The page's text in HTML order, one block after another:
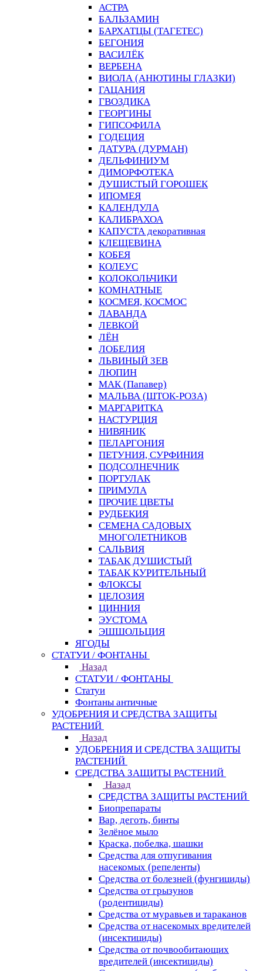
АСТРА
БАЛЬЗАМИН
БАРХАТЦЫ (ТАГЕТЕС)
БЕГОНИЯ
ВАСИЛЁК
ВЕРБЕНА
ВИОЛА (АНЮТИНЫ ГЛАЗКИ)
ГАЦАНИЯ
ГВОЗДИКА
ГЕОРГИНЫ
ГИПСОФИЛА
ГОДЕЦИЯ
ДАТУРА (ДУРМАН)
ДЕЛЬФИНИУМ
ДИМОРФОТЕКА
ДУШИСТЫЙ ГОРОШЕК
ИПОМЕЯ
КАЛЕНДУЛА
КАЛИБРАХОА
КАПУСТА декоративная
КЛЕЩЕВИНА
КОБЕЯ
КОЛЕУС
КОЛОКОЛЬЧИКИ
КОМНАТНЫЕ
КОСМЕЯ, КОСМОС
ЛАВАНДА
ЛЕВКОЙ
ЛЁН
ЛОБЕЛИЯ
ЛЬВИНЫЙ ЗЕВ
ЛЮПИН
МАК (Папавер)
МАЛЬВА (ШТОК-РОЗА)
МАРГАРИТКА
НАСТУРЦИЯ
НИВЯНИК
ПЕЛАРГОНИЯ
ПЕТУНИЯ, СУРФИНИЯ
ПОДСОЛНЕЧНИК
ПОРТУЛАК
ПРИМУЛА
ПРОЧИЕ ЦВЕТЫ
РУДБЕКИЯ
СЕМЕНА САДОВЫХ
МНОГОЛЕТНИКОВ
САЛЬВИЯ
ТАБАК ДУШИСТЫЙ
ТАБАК КУРИТЕЛЬНЫЙ
ФЛОКСЫ
ЦЕЛОЗИЯ
ЦИННИЯ
ЭУСТОМА
ЭШШОЛЬЦИЯ
ЯГОДЫ
СТАТУИ / ФОНТАНЫ
Назад
СТАТУИ / ФОНТАНЫ
Статуи
Фонтаны античные
УДОБРЕНИЯ И СРЕДСТВА ЗАЩИТЫ
РАСТЕНИЙ
Назад
УДОБРЕНИЯ И СРЕДСТВА ЗАЩИТЫ
РАСТЕНИЙ
СРЕДСТВА ЗАЩИТЫ РАСТЕНИЙ
Назад
СРЕДСТВА ЗАЩИТЫ РАСТЕНИЙ
Биопрепараты
Вар, деготь, бинты
Зелёное мыло
Краска, побелка, шашки
Средства для отпугивания
насекомых (репеленты)
Средства от болезней (фунгициды)
Средства от грызунов
(родентициды)
Средства от муравьев и тараканов
Средства от насекомых вредителей
(инсектициды)
Средства от почвообитающих
вредителей (инсектициды)